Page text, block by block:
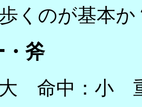
くのが基本か
斧
大 命中：小